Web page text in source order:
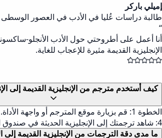
إميلي باركر
طالبة دراسات عُليا في الأدب في العصور الوسطى
“
أنا أعمل على أطروحتي حول الأدب الأنجلو-
الإنجليزية القديمة مثيرة للإعجاب للغاية.
كيف أستخدم مترجم من الإنجليزية القديمة إلى
4: شاهد ترجمتك إلى الإنجليزية الحديثة في صندوق الإخراج على الجانب الأيمن. لتحقيق أفضل النتائج، تأكد من تهجئة النص بشكل صحيح وأنه يتضمن التباعد المناسب.
ما مدى دقة الترجمات من الإنجليزية القديمة إلى